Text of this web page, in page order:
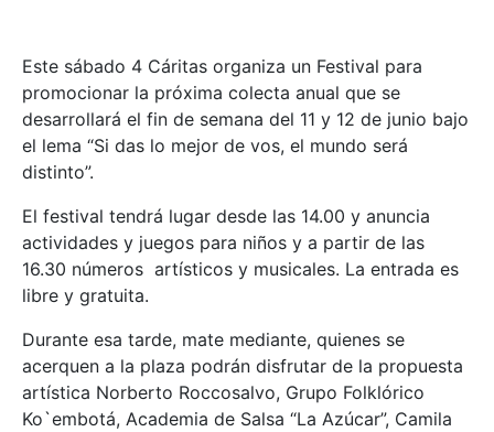
Este sábado 4 Cáritas organiza un Festival para
promocionar la próxima colecta anual que se
desarrollará el fin de semana del 11 y 12 de junio bajo
el lema “Si das lo mejor de vos, el mundo será
distinto”.
El festival tendrá lugar desde las 14.00 y anuncia
actividades y juegos para niños y a partir de las
16.30 números artísticos y musicales. La entrada es
libre y gratuita.
Durante esa tarde, mate mediante, quienes se
acerquen a la plaza podrán disfrutar de la propuesta
artística Norberto Roccosalvo, Grupo Folklórico
Ko`embotá, Academia de Salsa “La Azúcar”, Camila